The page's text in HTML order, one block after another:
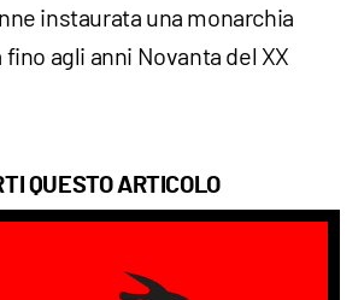
instaurata una monarchia
agli anni Novanta del XX
QUESTO ARTICOLO